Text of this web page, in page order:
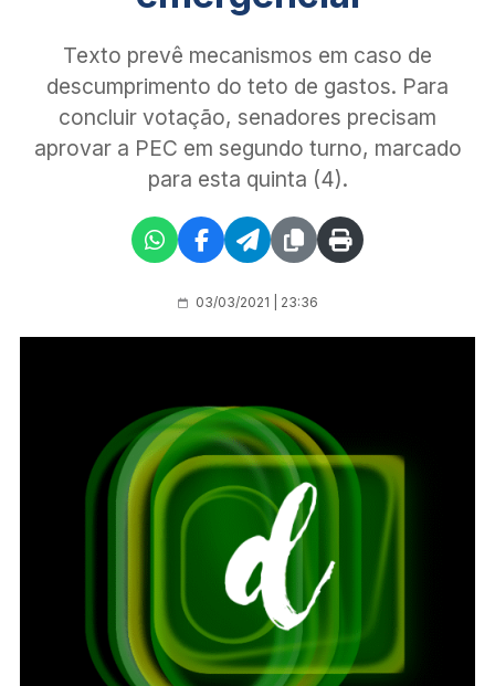
Texto prevê mecanismos em caso de
descumprimento do teto de gastos. Para
concluir votação, senadores precisam
aprovar a PEC em segundo turno, marcado
para esta quinta (4).
03/03/2021 | 23:36